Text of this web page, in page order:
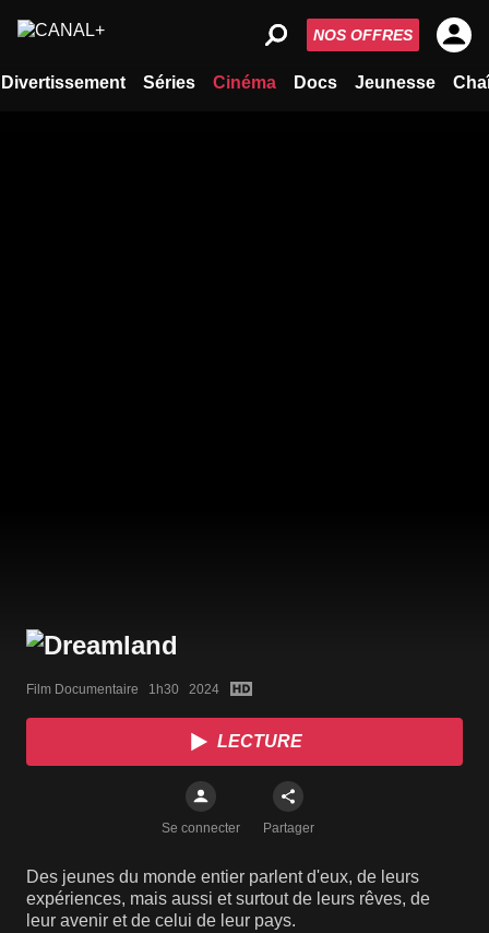
Divertissement Séries Cinéma Docs Jeunesse
NOS OFFRES
Film Documentaire   1h30   2024
LECTURE
Se connecter Partager
Des jeunes du monde entier parlent d'eux, de leurs
expériences, mais aussi et surtout de leurs rêves, de
leur avenir et de celui de leur pays.